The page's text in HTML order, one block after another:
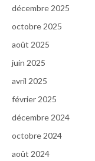
décembre 2025
octobre 2025
août 2025
juin 2025
avril 2025
février 2025
décembre 2024
octobre 2024
août 2024